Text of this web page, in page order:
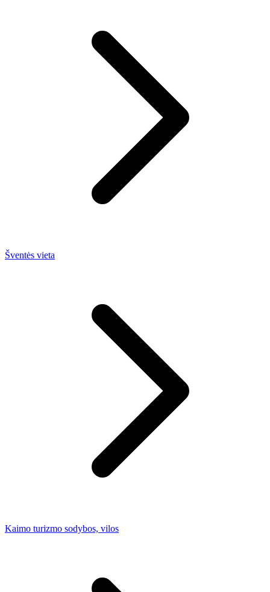
Šventės vieta
Kaimo turizmo sodybos, vilos